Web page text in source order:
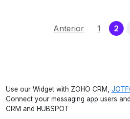
Anterior 1 2
Use our Widget with ZOHO CRM,
Connect your messaging app users
CRM and HUBSPOT